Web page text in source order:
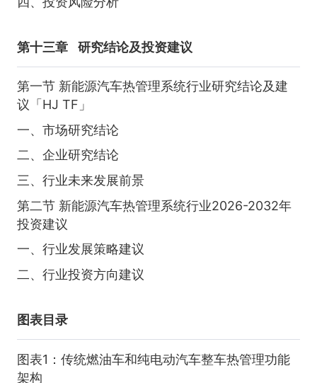
第十三章 研究结论及投资建议
第一节 新能源汽车热管理系统行业研究结论及建
议「HJ TF」
一、市场研究结论
二、企业研究结论
三、行业未来发展前景
第二节 新能源汽车热管理系统行业2026-2032年
投资建议
一、行业发展策略建议
二、行业投资方向建议
图表目录
图表1：传统燃油车和纯电动汽车整车热管理功能
架构